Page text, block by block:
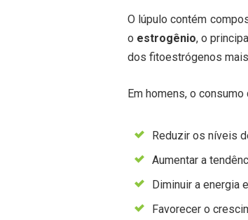
O lúpulo contém
o estrogênio, o
dos fitoestrógenos
Em homens, o
Reduzir os níveis
Aumentar a
Diminuir a energia
Favorecer o